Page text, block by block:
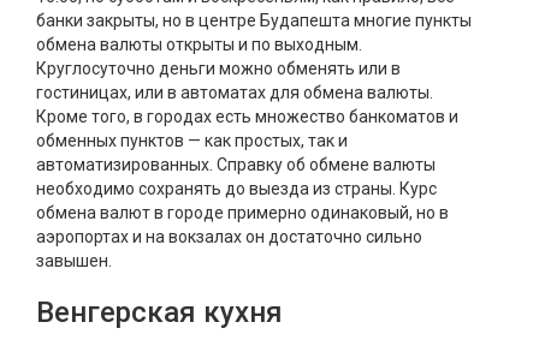
банки закрыты, но в центре Будапешта многие пункты
обмена валюты открыты и по выходным.
Круглосуточно деньги можно обменять или в
гостиницах, или в автоматах для обмена валюты.
Кроме того, в городах есть множество банкоматов и
обменных пунктов — как простых, так и
автоматизированных. Справку об обмене валюты
необходимо сохранять до выезда из страны. Курс
обмена валют в городе примерно одинаковый, но в
аэропортах и на вокзалах он достаточно сильно
завышен.
Венгерская кухня